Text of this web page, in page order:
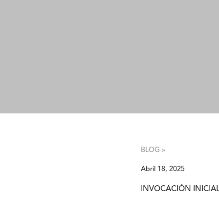
BLOG »
Abril 18, 2025
INVOCACIÓN